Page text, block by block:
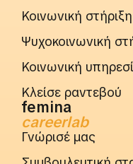
Κοινωνική στήριξη
Ψυχοκοινωνική
Κοινωνική
Κλείσε ραντεβού
femina
careerlab
Γνώρισέ μας